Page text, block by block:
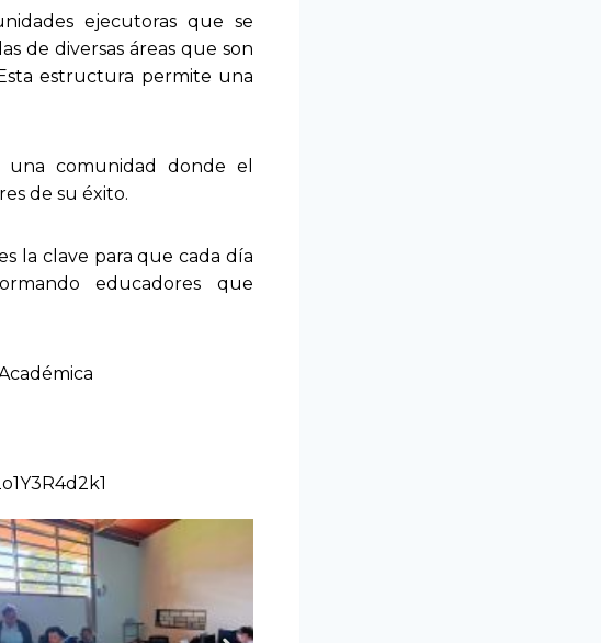
ejecutoras que se
de diversas áreas que son
estructura permite una
una comunidad donde el
de su éxito.
la clave para que cada día
educadores que